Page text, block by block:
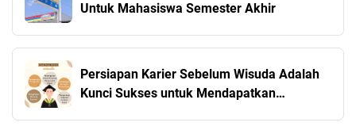
Untuk Mahasiswa Semester Akhir
Persiapan Karier Sebelum Wisuda Adalah
Kunci Sukses untuk Mendapatkan